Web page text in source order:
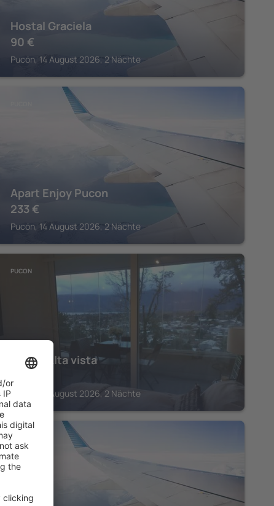
Hostal Graciela
90 €
Pucón, 14 August 2026, 2 Nächte
Apart Enjoy Pucon
233 €
Pucón, 14 August 2026, 2 Nächte
PUCON
Pucón Alta vista
Pucón, 14 August 2026, 2 Nächte
PUCON